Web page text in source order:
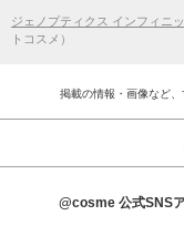
ジェノプティクス インフィニ
トコスメ）
掲載の情報・画像など
@cosme 公式SNS